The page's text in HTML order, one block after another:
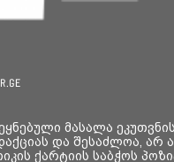
მასალა ეკუთვნის
და შესაძლოა, არ
ქარტიის საბჭოს